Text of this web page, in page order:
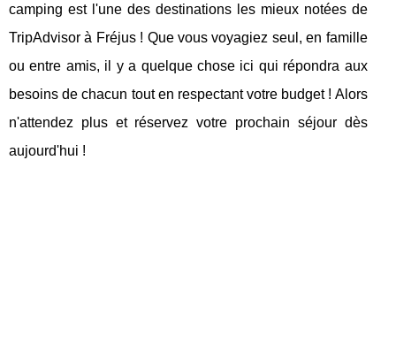
camping est l'une des destinations les mieux notées de
TripAdvisor à Fréjus ! Que vous voyagiez seul, en famille
ou entre amis, il y a quelque chose ici qui répondra aux
besoins de chacun tout en respectant votre budget ! Alors
n'attendez plus et réservez votre prochain séjour dès
aujourd'hui !